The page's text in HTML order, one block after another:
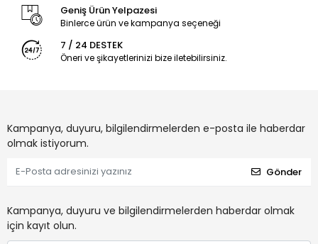
Geniş Ürün Yelpazesi
Binlerce ürün ve kampanya seçeneği
7 / 24 DESTEK
Öneri ve şikayetlerinizi bize iletebilirsiniz.
Kampanya, duyuru, bilgilendirmelerden e-posta ile haberdar
olmak istiyorum.
Gönder
Kampanya, duyuru ve bilgilendirmelerden haberdar olmak
için kayıt olun.